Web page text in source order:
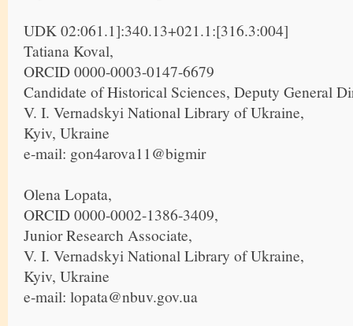
UDK 02:061.1]:340.13+021.1:[316.3:004]
Tatiana Koval,
ORCID 0000-0003-0147-6679
Candidate of Historical Sciences, Deputy General
V. I. Vernadskyi National Library of Ukraine,
Kyiv, Ukraine
e-mail: gon4arova11@bigmir
Olena Lopata,
ORCID 0000-0002-1386-3409,
Junior Research Associate,
V. I. Vernadskyi National Library of Ukraine,
Kyiv, Ukraine
e-mail: lopata@nbuv.gov.ua